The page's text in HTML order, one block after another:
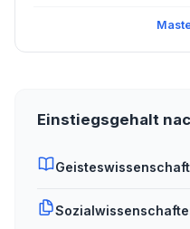
Einstiegsgehalt